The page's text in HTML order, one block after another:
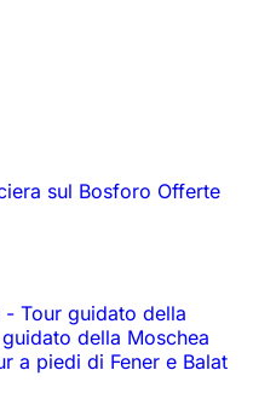
sul Bosforo Offerte
- Tour guidato della
della Moschea
a piedi di Fener e Balat